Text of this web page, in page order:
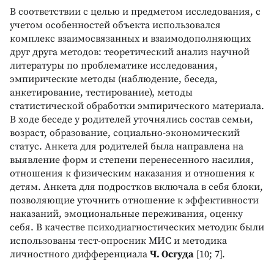
В соответствии с целью и предметом исследования, с
учетом особенностей объекта использовался
комплекс взаимосвязанных и взаимодополняющих
друг друга методов: теоретический анализ научной
литературы по проблематике исследования,
эмпирические методы (наблюдение, беседа,
анкетирование, тестирование), методы
статистической обработки эмпирического материала.
В ходе беседе у родителей уточнялись состав семьи,
возраст, образование, социально-экономический
статус. Анкета для родителей была направлена на
выявление форм и степени перенесенного насилия,
отношения к физическим наказания и отношения к
детям. Анкета для подростков включала в себя блоки,
позволяющие уточнить отношение к эффективности
наказаний, эмоциональные переживания, оценку
себя. В качестве психодиагностических методик были
использованы тест-опросник МИС и методика
личностного дифференциала Ч. Осгуда [10; 7].